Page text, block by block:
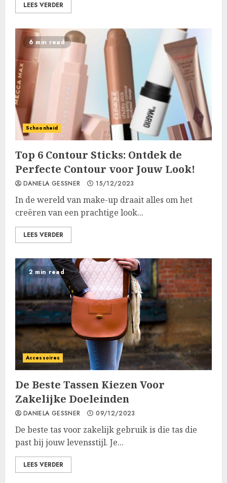
LEES VERDER
6 min read
Schoonheid
Top 6 Contour Sticks: Ontdek de
Perfecte Contour voor Jouw Look!
DANIELA GESSNER 15/12/2023
In de wereld van make-up draait alles om het
creëren van een prachtige look...
LEES VERDER
2 min read
Accessoires
De Beste Tassen Kiezen Voor
Zakelijke Doeleinden
DANIELA GESSNER 09/12/2023
De beste tas voor zakelijk gebruik is die tas die
past bij jouw levensstijl. Je...
LEES VERDER